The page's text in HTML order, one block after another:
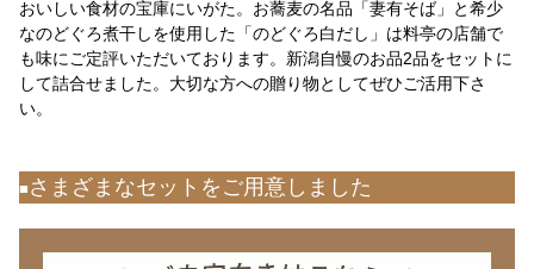
おいしい食材の宝庫にいがた。お蕎麦の名品「妻有そば」と希少
なのどぐろ煮干しを使用した「のどぐろ白だし」は料亭の店舗で
も味にご定評いただいております。新潟自慢のお品2品をセットに
して詰合せました。大切な方への贈り物としてぜひご活用下さ
い。
■ さまざまなセットをご用意しました